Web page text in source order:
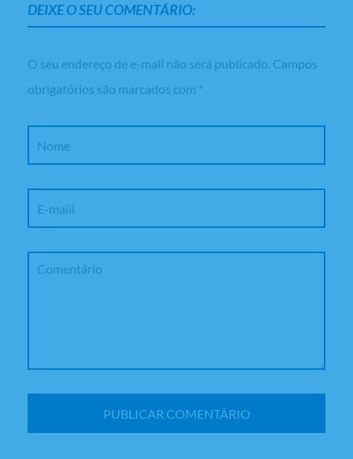
DEIXE O SEU COMENTÁRIO:
O seu endereço de e-mail não será publicado. Campos
obrigatórios são marcados com *